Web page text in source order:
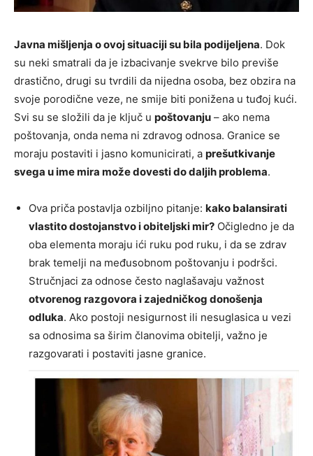
Javna mišljenja o ovoj situaciji su bila podijeljena. Dok
su neki smatrali da je izbacivanje svekrve bilo previše
drastično, drugi su tvrdili da nijedna osoba, bez obzira na
svoje porodične veze, ne smije biti ponižena u tuđoj kući.
Svi su se složili da je ključ u poštovanju – ako nema
poštovanja, onda nema ni zdravog odnosa. Granice se
moraju postaviti i jasno komunicirati, a prešutkivanje
svega u ime mira može dovesti do daljih problema.
Ova priča postavlja ozbiljno pitanje: kako balansirati
vlastito dostojanstvo i obiteljski mir? Očigledno je da
oba elementa moraju ići ruku pod ruku, i da se zdrav
brak temelji na međusobnom poštovanju i podršci.
Stručnjaci za odnose često naglašavaju važnost
otvorenog razgovora i zajedničkog donošenja
odluka. Ako postoji nesigurnost ili nesuglasica u vezi
sa odnosima sa širim članovima obitelji, važno je
razgovarati i postaviti jasne granice.